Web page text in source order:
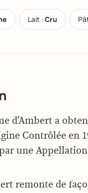
Lait : Cru
d’Ambert a
Contrôlée en
une Appellation
remonte de